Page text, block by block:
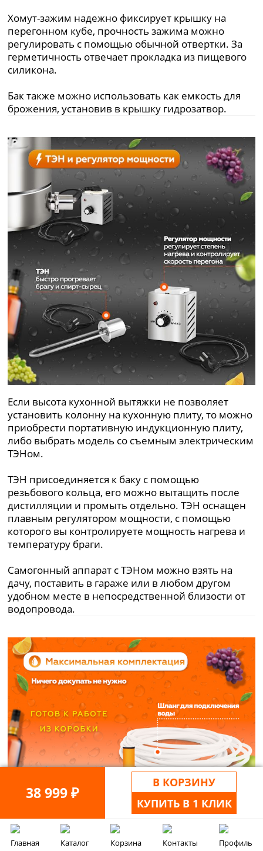
38 999 ₽
В КОРЗИНУ
КУПИТЬ В 1 КЛИК
Хомут-зажим надежно фиксирует крышку на
перегонном кубе, прочность зажима можно
регулировать с помощью обычной отвертки. За
герметичность отвечает прокладка из пищевого
силикона.
Бак также можно использовать как емкость для
брожения, установив в крышку гидрозатвор.
Если высота кухонной вытяжки не позволяет
установить колонну на кухонную плиту, то можно
приобрести портативную индукционную плиту,
либо выбрать модель со съемным электрическим
ТЭНом.
ТЭН присоединяется к баку с помощью
резьбового кольца, его можно вытащить после
дистилляции и промыть отдельно. ТЭН оснащен
плавным регулятором мощности, с помощью
которого вы контролируете мощность нагрева и
температуру браги.
Самогонный аппарат с ТЭНом можно взять на
дачу, поставить в гараже или в любом другом
удобном месте в непосредственной близости от
водопровода.
Главная Каталог Корзина Контакты Профиль